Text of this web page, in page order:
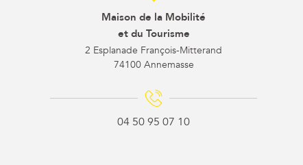
Maison de la Mobilité
et du Tourisme
2 Esplanade François-Mitterand
74100 Annemasse
04 50 95 07 10